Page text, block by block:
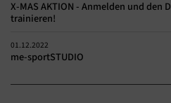
X-MAS AKTION - Anmelden und den
trainieren!
01.12.2022
me-sportSTUDIO